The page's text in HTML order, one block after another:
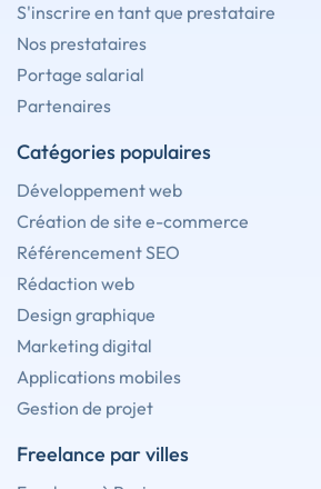
S'inscrire en tant que prestataire
Nos prestataires
Portage salarial
Partenaires
Catégories populaires
Développement web
Création de site e-commerce
Référencement SEO
Rédaction web
Design graphique
Marketing digital
Applications mobiles
Gestion de projet
Freelance par villes